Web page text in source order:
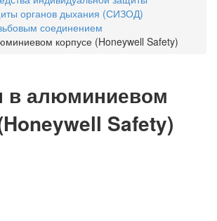
органов дыхания (СИЗОД)
соединением
корпусе (Honeywell Safety)
в алюминиевом
Safety)